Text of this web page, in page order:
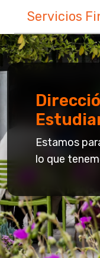
Servicios
Estamos
lo que